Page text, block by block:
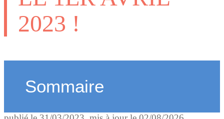
2023 !
Sommaire